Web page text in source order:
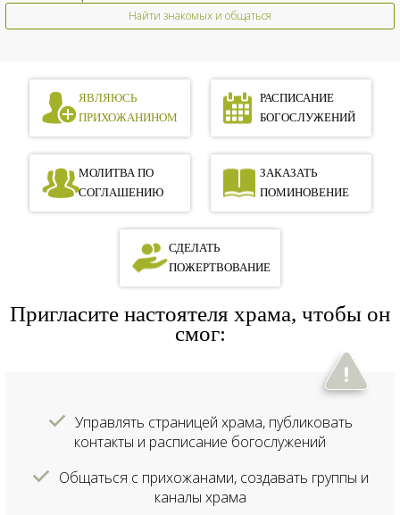
Найти знакомых и общаться
ЯВЛЯЮСЬ
ПРИХОЖАНИНОМ
РАСПИСАНИЕ
БОГОСЛУЖЕНИЙ
МОЛИТВА ПО
СОГЛАШЕНИЮ
ЗАКАЗАТЬ
ПОМИНОВЕНИЕ
СДЕЛАТЬ
ПОЖЕРТВОВАНИЕ
Пригласите настоятеля храма, чтобы он
смог:
Управлять страницей храма, публиковать
контакты и расписание богослужений
Общаться с прихожанами, создавать группы и
каналы храма